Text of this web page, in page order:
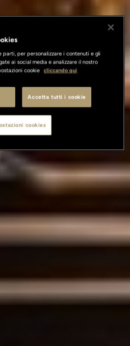
parti, per personalizzare i contenuti e gli
ai social media e analizzare il nostro
cookie cliccando qui
Accetta tutti i cookie
cookies